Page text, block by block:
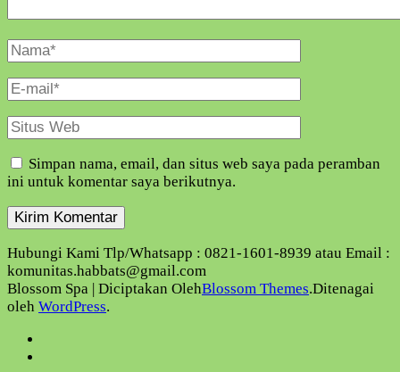
Nama
Lengkap
E-
Mail
Situs
Web
Simpan nama, email, dan situs web saya pada peramban
ini untuk komentar saya berikutnya.
Hubungi Kami Tlp/Whatsapp : 0821-1601-8939 atau Email :
komunitas.habbats@gmail.com
Blossom Spa | Diciptakan OlehBlossom Themes.Ditenagai
oleh WordPress.